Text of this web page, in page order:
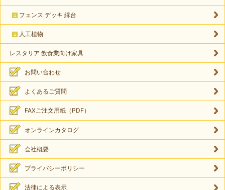
フェンス デッキ 縁台
人工植物
レスタリア 飲食業向け家具
お問い合わせ
よくあるご質問
FAXご注文用紙（PDF）
オンラインカタログ
会社概要
プライバシーポリシー
法律による表示